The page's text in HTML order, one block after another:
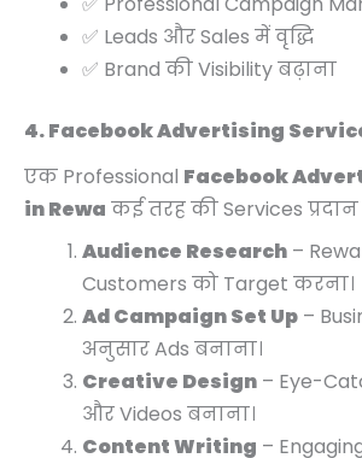
✅ Leads और Sales में वृद्धि
✅ Brand की Visibility बढ़ाना
4. Facebook Advertising
एक Professional Facebook
in Rewa कई तरह की Services
Audience Research –
Customers को Target करना।
Ad Campaign Set Up –
अनुसार Ads बनाना।
Creative Design – Eye-
और Videos बनाना।
Content Writing –